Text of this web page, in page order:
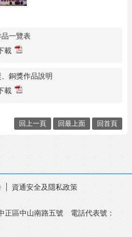
品一覽表
載
、銅獎作品說明
載
回上一頁 回最上面 回首頁
資通安全及隱私政策
正區中山南路五號 電話代表號：